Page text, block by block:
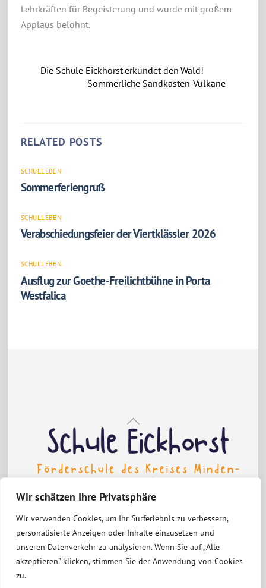
Wir schätzen Ihre Privatsphäre
Wir verwenden Cookies, um Ihr Surferlebnis zu verbessern,
personalisierte Anzeigen oder Inhalte einzusetzen und
unseren Datenverkehr zu analysieren. Wenn Sie auf „Alle
akzeptieren" klicken, stimmen Sie der Anwendung von Cookies
zu.
Lehrkräften für Begeisterung und wurde mit großem
Applaus belohnt.
Die Schule Eickhorst erkundet den Wald!
Sommerliche Sandkasten-Vulkane
RELATED POSTS
SCHULLEBEN
Sommerferiengruß
SCHULLEBEN
Verabschiedungsfeier der Viertklässler 2026
SCHULLEBEN
Ausflug zur Goethe-Freilichtbühne in Porta
Westfalica
Back
To
Top
Erklärung zur Barrierefreiheit
Datenschutzerklärung
Impressum